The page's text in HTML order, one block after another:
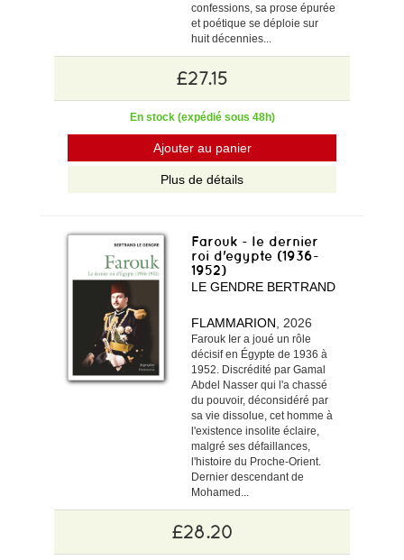
confessions, sa prose épurée
et poétique se déploie sur
huit décennies...
£27.15
En stock (expédié sous 48h)
Ajouter au panier
Plus de détails
Farouk - le dernier
roi d'egypte (1936-
1952)
LE GENDRE BERTRAND
FLAMMARION , 2026
Farouk Ier a joué un rôle
décisif en Égypte de 1936 à
1952. Discrédité par Gamal
Abdel Nasser qui l'a chassé
du pouvoir, déconsidéré par
sa vie dissolue, cet homme à
l'existence insolite éclaire,
malgré ses défaillances,
l'histoire du Proche-Orient.
Dernier descendant de
Mohamed...
£28.20